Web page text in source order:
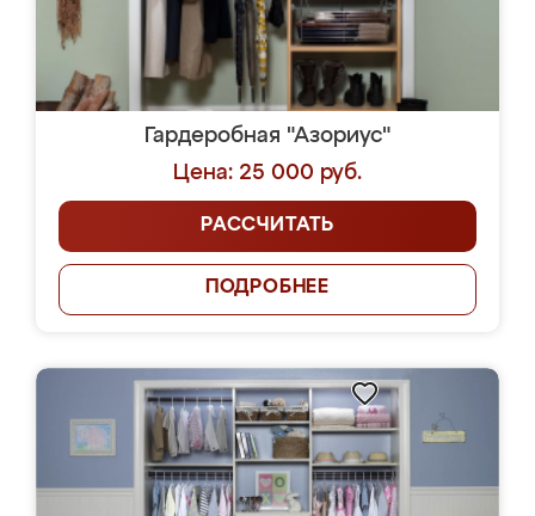
Гардеробная "Азориус"
Цена: 25 000 руб.
РАССЧИТАТЬ
ПОДРОБНЕЕ